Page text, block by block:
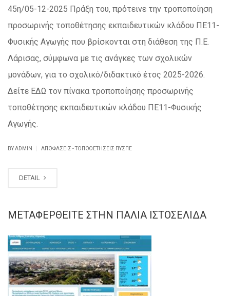
45η/05-12-2025 Πράξη του, πρότεινε την τροποποίηση
προσωρινής τοποθέτησης εκπαιδευτικών κλάδου ΠΕ11-
Φυσικής Αγωγής που βρίσκονται στη διάθεση της Π.Ε.
Λάρισας, σύμφωνα με τις ανάγκες των σχολικών
μονάδων, για το σχολικό/διδακτικό έτος 2025-2026.
Δείτε ΕΔΩ τον πίνακα τροποποίησης προσωρινής
τοποθέτησης εκπαιδευτικών κλάδου ΠΕ11-Φυσικής
Αγωγής.
BY ADMIN ΑΠΟΦΆΣΕΙΣ - ΤΟΠΟΘΕΤΉΣΕΙΣ ΠΥΣΠΕ
DETAIL
ΜΕΤΑΦΕΡΘΕΊΤΕ ΣΤΗΝ ΠΑΛΙΆ ΙΣΤΟΣΕΛΊΔΑ